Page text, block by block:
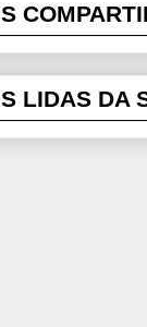
LIDAS DA